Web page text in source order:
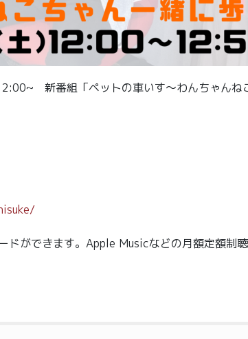
新番組「ペットの車いす～わんちゃんね
ドができます。Apple Musicなどの月額定額制